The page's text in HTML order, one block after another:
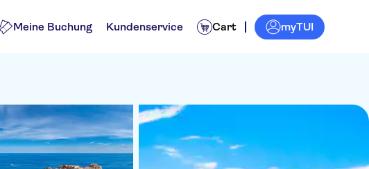
Meine Buchung Kundenservice Cart myTUI